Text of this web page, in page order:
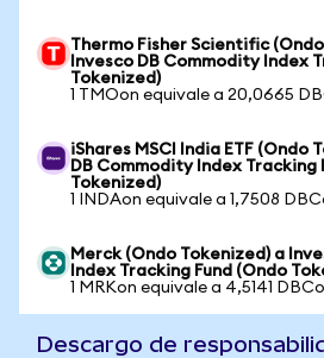
Thermo Fisher Scientific
Invesco DB Commodity Index
Tokenized)
1 TMOon equivale a 20,0665
iShares MSCI India ETF (Ondo
DB Commodity Index Tracking
Tokenized)
1 INDAon equivale a 1,7508
Merck (Ondo Tokenized) a
Index Tracking Fund (Ondo
1 MRKon equivale a 4,5141
Descargo de